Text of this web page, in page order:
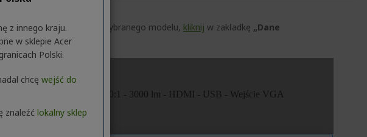
specyfikację techniczną wybranego modelu, kliknij w zakładkę „Dane
z innego kraju.
w sklepie Acer
Polski.
chcę wejść do
znaleźć lokalny sklep